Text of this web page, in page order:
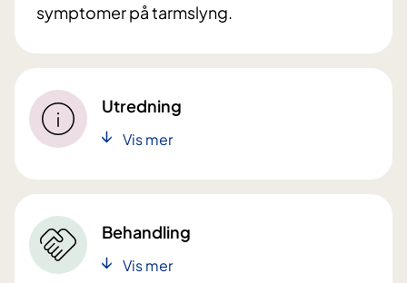
symptomer på tarmslyng.
Utredning
Vis mer
Behandling
Vis mer